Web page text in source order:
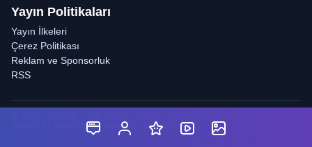
Yayın Politikaları
Yayın İlkeleri
Çerez Politikası
Reklam ve Sponsorluk
RSS
belirtilir ve haber akışından ayrı değerlendirilir.